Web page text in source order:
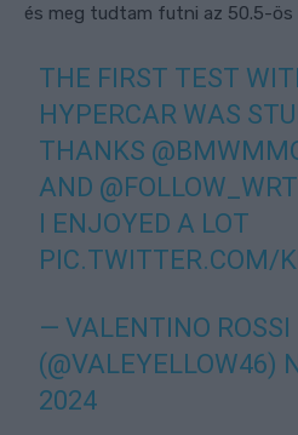
és meg tudtam futni az 50.5-ös
THE FIRST TEST
HYPERCAR WAS
THANKS
AND @FOLLOW_WRT
I ENJOYED A LOT
PIC.TWITTER.COM/
— VALENTINO ROSSI
(@VALEYELLOW46)
2024